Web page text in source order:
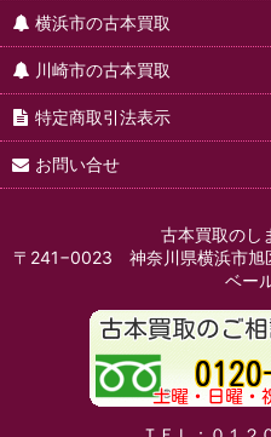
横浜市の古本買取
川崎市の古本買取
特定商取引法表示
お問い合せ
古本買取のし
〒241−0023 神奈川県横浜市旭
ベー